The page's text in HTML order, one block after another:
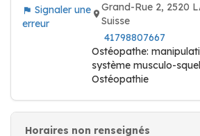
Signaler une
erreur
Grand-Rue 2, 2520
Suisse
41798807667
Ostéopathe:
système musculo-
Ostéopathie
Horaires non renseignés